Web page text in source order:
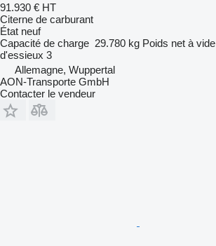
91.930 € HT
Citerne de carburant
État neuf
Capacité de charge 29.780 kg Poids net à vide
d'essieux 3
Allemagne, Wuppertal
AON-Transporte GmbH
Contacter le vendeur